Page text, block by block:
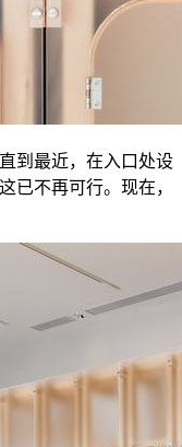
到最近，在入口处设
已不再可行。现在，